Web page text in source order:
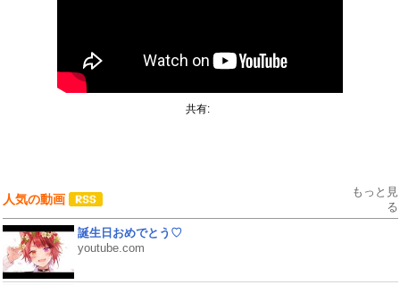
共有:
人気の動画
もっと見
る
誕生日おめでとう♡
youtube.com